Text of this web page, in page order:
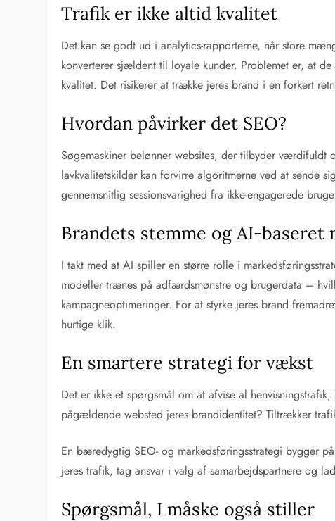
Trafik er ikke altid kvalitet
Det kan se godt ud i analytics-rapporterne, når store
konverterer sjældent til loyale kunder. Problemet er, at
kvalitet. Det risikerer at trække jeres brand i en forkert
Hvordan påvirker det SEO?
Søgemaskiner belønner websites, der tilbyder
lavkvalitetskilder kan forvirre algoritmerne ved at sende
gennemsnitlig sessionsvarighed fra ikke-engagerede
Brandets stemme og AI-baseret
I takt med at AI spiller en større rolle i
modeller trænes på adfærdsmønstre og brugerdata –
kampagneoptimeringer. For at styrke jeres brand
hurtige klik.
En smartere strategi for vækst
Det er ikke et spørgsmål om at afvise al
pågældende websted jeres brandidentitet? Tiltrækker
En bæredygtig SEO- og markedsføringsstrategi bygger
jeres trafik, tag ansvar i valg af samarbejdspartnere og
Spørgsmål, I måske også stiller